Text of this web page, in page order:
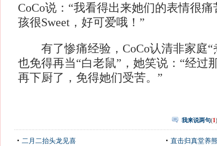
CoCo说：“我看得出来她们的表情很
孩很Sweet，好可爱哦！”
有了惨痛经验，CoCo认清非家庭“
也免得再当“白老鼠”，她笑说：“经过
再下厨了，免得她们受苦。”
我来说两句(1)
二月二抬头龙见喜 直击归真堂养